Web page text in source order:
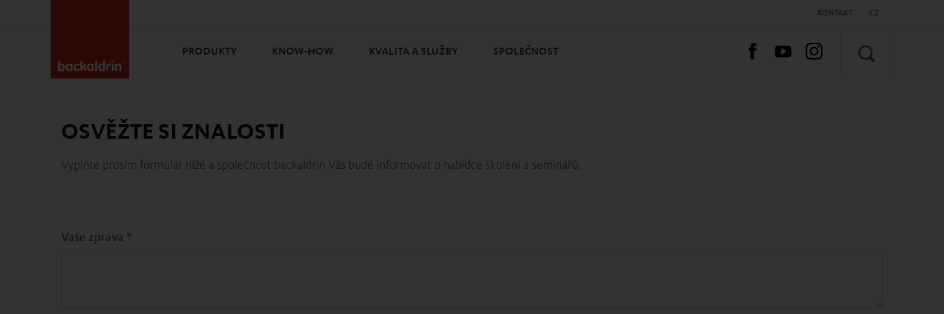
KONTAKT CZ
PRODUKTY KNOW-HOW KVALITA A SLUŽBY SPOLEČNOST
OSVĚŽTE SI ZNALOSTI
Vyplňte prosím formulář níže a společnost backaldrin Vás bude informovat o nabídce školení a seminářů.
Vaše zpráva *